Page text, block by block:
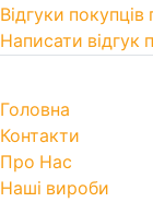
Відгуки
Написати відгук
Головна
Контакти
Про Нас
Наші вироби